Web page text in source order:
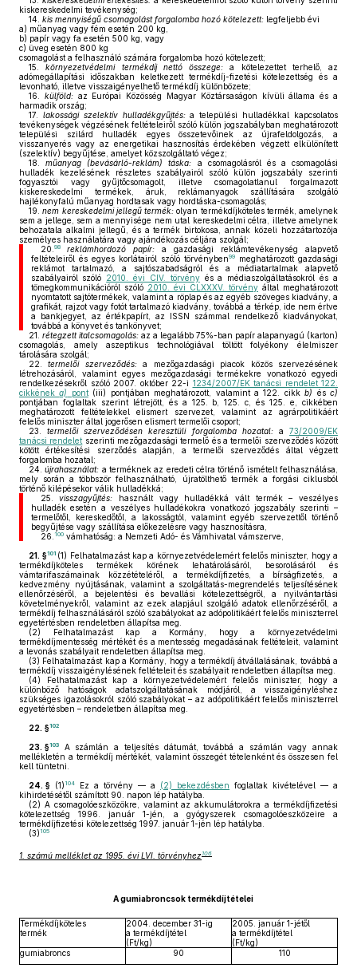
kiskereskedelmi tevékenység;
14. kis mennyiségű csomagolást forgalomba hozó kötelezett: legfeljebb évi
a) műanyag vagy fém esetén 200 kg,
b) papír vagy fa esetén 500 kg, vagy
c) üveg esetén 800 kg
csomagolást a felhasználó számára forgalomba hozó kötelezett;
15.
környezetvédelmi termékdíj nettó összege: a kötelezettet terhelő, az
adómegállapítási időszakban keletkezett termékdíj-fizetési kötelezettség és a
levonható, illetve visszaigényelhető termékdíj különbözete;
16.
külföld:az Európai Közösség Magyar Köztársaságon kívüli állama és a
harmadik ország;
17.
lakossági szelektív hulladékgyűjtés:a települési hulladékkal kapcsolatos
tevékenységek végzésének feltételeiről szóló külön jogszabályban meghatározott
települési szilárd hulladék egyes összetevőinek az újrafeldolgozás, a
visszanyerés vagy az energetikai hasznosítás érdekében végzett elkülönített
(szelektív) begyűjtése, amelyet közszolgáltató végez;
18.
műanyag (bevásárló-reklám) táska: a csomagolásról és a csomagolási
hulladék kezelésének részletes szabályairól szóló külön jogszabály szerinti
fogyasztói vagy gyűjtőcsomagolt, illetve csomagolatlanul forgalmazott
kiskereskedelmi termékek, áruk, reklámanyagok szállítására szolgáló
hajlékonyfalú műanyag hordtasak vagy hordtáska-csomagolás;
19.
nem kereskedelmi jellegű termék: olyan termékdíjköteles termék, amelynek
sem a jellege, sem a mennyisége nem utal kereskedelmi célra, illetve amelynek
behozatala alkalmi jellegű, és a termék birtokosa, annak közeli hozzátartozója
személyes használatára vagy ajándékozás céljára szolgál;
20. 98 reklámhordozó papír: a gazdasági reklámtevékenység alapvető
feltételeiről és egyes korlátairól szóló törvényben99meghatározott gazdasági
reklámot tartalmazó, a sajtószabadságról és a médiatartalmak alapvető
szabályairól szóló 2010. évi CIV. törvényés a médiaszolgáltatásokról és a
tömegkommunikációról szóló 2010. évi CLXXXV. törvényáltal meghatározott
nyomtatott sajtótermékek, valamint a röplap és az egyéb szöveges kiadvány, a
grafikát, rajzot vagy fotót tartalmazó kiadvány, továbbá a térkép, ide nem értve
a bankjegyet, az értékpapírt, az ISSN számmal rendelkező kiadványokat,
továbbá a könyvet és tankönyvet;
21. rétegzett italcsomagolás: az a legalább 75%-ban papír alapanyagú (karton)
csomagolás, amely aszeptikus technológiával töltött folyékony élelmiszer
tárolására szolgál;
22.
termelői szerveződés:a mezőgazdasági piacok közös szervezésének
létrehozásáról, valamint egyes mezőgazdasági termékekre vonatkozó egyedi
rendelkezésekről szóló 2007. október 22-i 1234/2007/EK tanácsi rendelet 122.
cikkéneka) pont(iii) pontjában meghatározott, valamint a 122. cikkb) ésc)
pontjában foglaltak szerint létrejött, és a 125. b, 125. c, és 125. e, cikkében
meghatározott feltételekkel elismert szervezet, valamint az agrárpolitikáért
felelős miniszter által jogerősen elismert termelői csoport;
23.
termelői szerveződésen keresztüli forgalomba hozatal:a73/2009/EK
tanácsi rendelet szerinti mezőgazdasági termelő és a termelői szerveződés között
kötött értékesítési szerződés alapján, a termelői szerveződés által végzett
forgalomba hozatal;
24.
újrahasználat: a terméknek az eredeti célra történő ismételt felhasználása,
mely során a többször felhasználható, újratölthető termék a forgási ciklusból
történő kilépésekor válik hulladékká;
25.
visszagyűjtés: használt vagy hulladékká vált termék – veszélyes
hulladék esetén a veszélyes hulladékokra vonatkozó jogszabály szerinti –
termelőtől, kereskedőtől, a lakosságtól, valamint egyéb szervezettől történő
begyűjtése vagy szállítása előkezelésre vagy hasznosításra,
26. 100vámhatóság: a Nemzeti Adó- és Vámhivatal vámszerve,
21. §101 (1) Felhatalmazást kap a környezetvédelemért felelős miniszter, hogy a
termékdíjköteles termékek körének lehatárolásáról, besorolásáról és
vámtarifaszámainak közzétételéről, a termékdíjfizetés, a bírságfizetés, a
kedvezmény nyújtásának, valamint a szolgáltatás-megrendelés teljesítésének
ellenőrzéséről, a bejelentési és bevallási kötelezettségről, a nyilvántartási
követelményekről, valamint az ezek alapjául szolgáló adatok ellenőrzéséről, a
termékdíj felhasználásáról szóló szabályokat az adópolitikáért felelős miniszterrel
egyetértésben rendeletben állapítsa meg.
(2) Felhatalmazást kap a Kormány, hogy a környezetvédelmi
termékdíjmentesség mértékét és a mentesség megadásának feltételeit, valamint
a levonás szabályait rendeletben állapítsa meg.
(3) Felhatalmazást kap a Kormány, hogy a termékdíj átvállalásának, továbbá a
termékdíj visszaigénylésének feltételeit és szabályait rendeletben állapítsa meg.
(4) Felhatalmazást kap a környezetvédelemért felelős miniszter, hogy a
különböző hatóságok adatszolgáltatásának módjáról, a visszaigényléshez
szükséges igazolásokról szóló szabályokat – az adópolitikáért felelős miniszterrel
egyetértésben – rendeletben állapítsa meg.
22. §102
23. §103
A számlán a teljesítés dátumát, továbbá a számlán vagy annak
mellékletén a termékdíj mértékét, valamint összegét tételenként és összesen fel
kell tüntetni.
24. § (1) 104 Ez a törvény — a (2) bekezdésben foglaltak kivételével — a
kihirdetésétől számított 90. napon lép hatályba.
(2) A csomagolóeszközökre, valamint az akkumulátorokra a termékdíjfizetési
kötelezettség 1996. január 1-jén, a gyógyszerek csomagolóeszközeire a
termékdíjfizetési kötelezettség 1997. január 1-jén lép hatályba.
(3) 105
1. számú melléklet az 1995. évi LVI. törvényhez106
A gumiabroncsok termékdíjtételei
Termékdíjköteles
termék
2004. december 31-ig
a termékdíjtétel
(Ft/kg)
2005. január 1-jétől
a termékdíjtétel
(Ft/kg)
gumiabroncs
90 110